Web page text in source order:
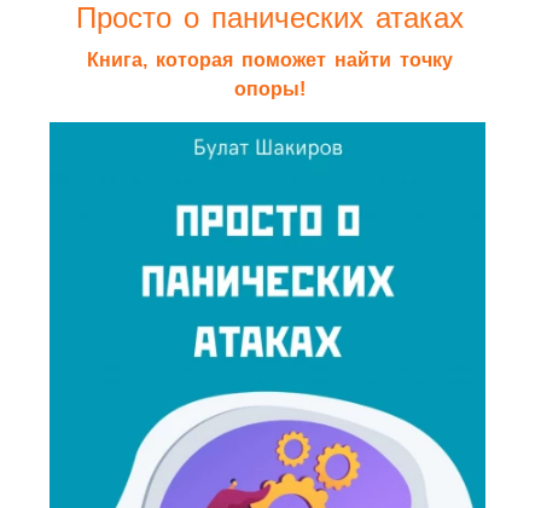
Просто о панических атаках
Книга, которая поможет найти точку
опоры!